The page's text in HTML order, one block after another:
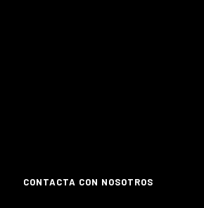
CONTACTA CON NOSOTROS